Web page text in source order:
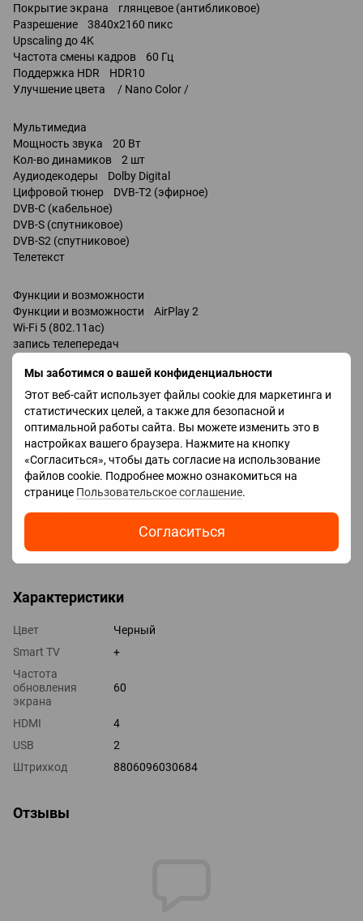
Мы заботимся о вашей конфиденциальности
Этот веб-сайт использует файлы cookie для маркетинга и
статистических целей, а также для безопасной и
оптимальной работы сайта. Вы можете изменить это в
настройках вашего браузера. Нажмите на кнопку
«Согласиться», чтобы дать согласие на использование
файлов cookie. Подробнее можно ознакомиться на
странице Пользовательское соглашение.
Согласиться
Покрытие экрана глянцевое (антибликовое)
Разрешение 3840x2160 пикс
Upscaling до 4K
Частота смены кадров 60 Гц
Поддержка HDR HDR10
Улучшение цвета / Nano Color /
Мультимедиа
Мощность звука 20 Вт
Кол-во динамиков 2 шт
Аудиодекодеры Dolby Digital
Цифровой тюнер DVB-T2 (эфирное)
DVB-C (кабельное)
DVB-S (спутниковое)
DVB-S2 (спутниковое)
Телетекст
Функции и возможности
Функции и возможности AirPlay 2
Wi-Fi 5 (802.11ac)
запись телепередач
Miracast
Bluetooth v 5.0
поддержка DLNA
управление голосом
мультимедийный (аэропульт)
Amazon Alexa
Google Assistant
Разъемы
Входы USB 2 шт
HDMI 3 шт
Выходы оптический
Характеристики
Цвет
Черный
Smart TV
+
Частота
обновления
экрана
60
HDMI
4
USB
2
Штрихкод
8806096030684
Отзывы